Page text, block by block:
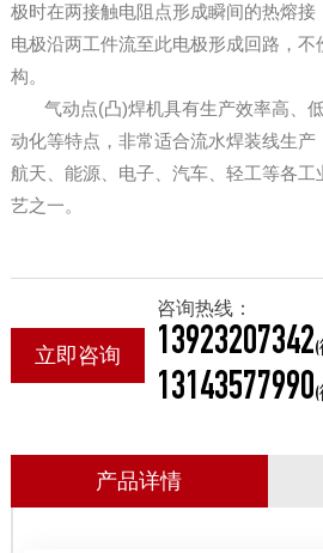
极时在两接触电阻点形成瞬间的热熔接
电极沿两工件流至此电极形成回路，
构。
气动点(凸)焊机具有生产效率高、低
动化等特点，非常适合流水焊装线生产
航天、能源、电子、汽车、轻工等各工
艺之一。
立即咨询
咨询热线：
13923207342
13143577990
产品详情